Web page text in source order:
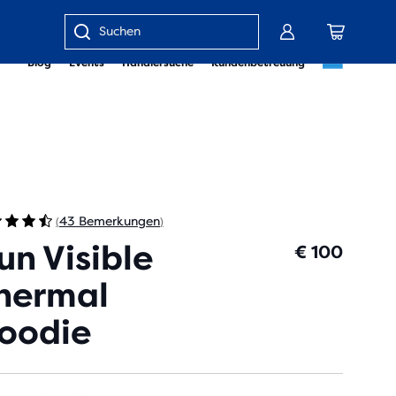
Blog Events Händlersuche Kundenbetreuung
Gib
(43 Bemerkungen)
Visible
€ 100